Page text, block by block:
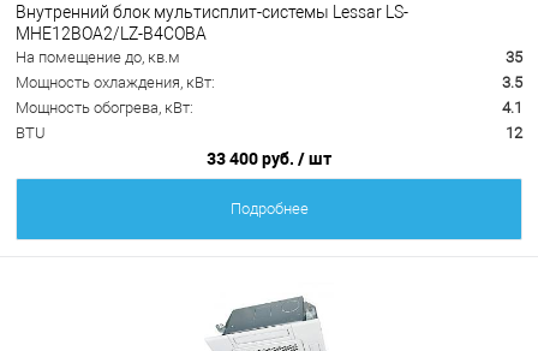
Внутренний блок мультисплит-системы Lessar LS-
MHE12BOA2/LZ-B4COBA
На помещение до, кв.м
35
Мощность охлаждения, кВт:
3.5
Мощность обогрева, кВт:
4.1
BTU
12
33 400 руб. / шт
Подробнее